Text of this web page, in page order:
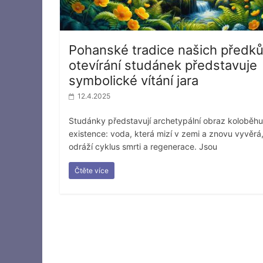
Pohanské tradice našich
otevírání studánek představuje
symbolické vítání jara
12.4.2025
Studánky představují archetypální obraz koloběhu
existence: voda, která mizí v zemi a znovu vyvěrá,
odráží cyklus smrti a regenerace. Jsou
Čtěte více